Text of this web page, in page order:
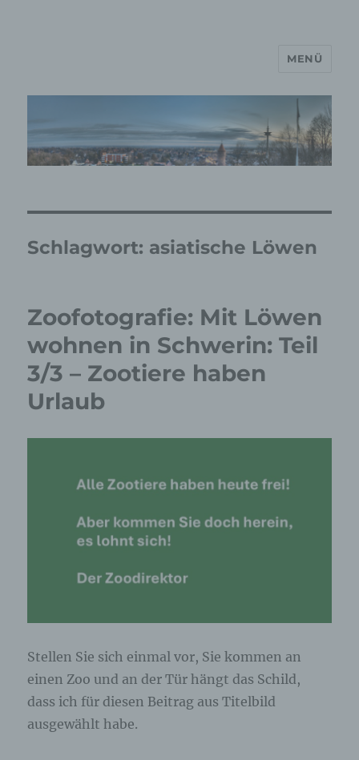
MP Mario Porten Beratung
Training Coaching
MENÜ
Schlagwort: asiatische Löwen
Zoofotografie: Mit Löwen
wohnen in Schwerin: Teil
3/3 – Zootiere haben
Urlaub
Stellen Sie sich einmal vor, Sie kommen an
einen Zoo und an der Tür hängt das Schild,
dass ich für diesen Beitrag aus Titelbild
ausgewählt habe.